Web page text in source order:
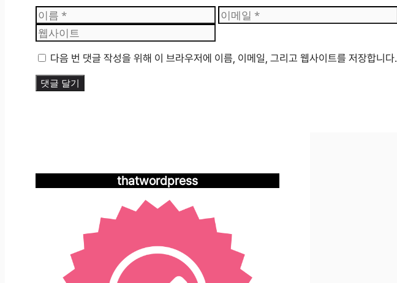
이
름
이
메
다음 번 댓글 작성을 위해 이 브라우저에 이름, 이메일, 그리고 웹사이트를 저장합니다.
thatwordpress